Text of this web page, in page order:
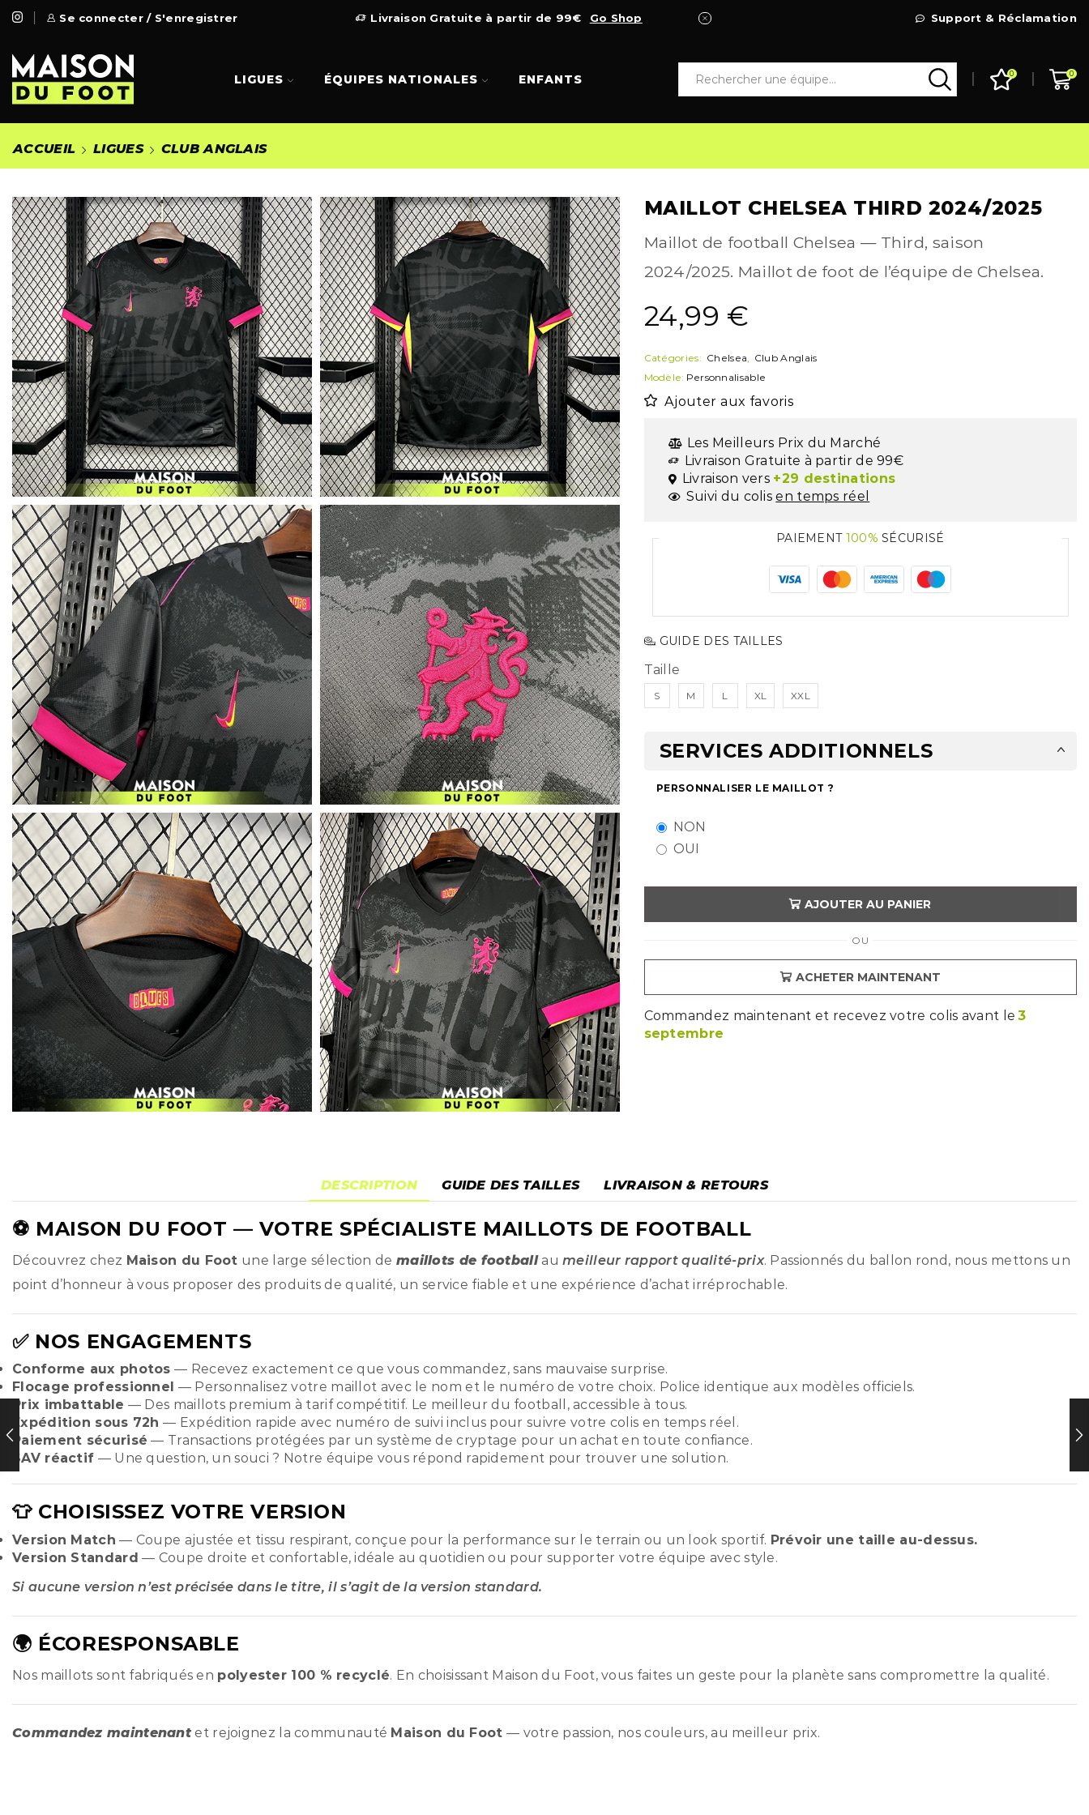
Se connecter / S'enregistrer
à partir de 99€ Go Shop Livraison Gratuite à partir de 99€ Go Shop Livraison Gratuite à partir de 99€ Go Shop
Support & Réclamation
LIGUES ÉQUIPES NATIONALES ENFANTS 0 0
ACCUEIL LIGUES CLUB ANGLAIS
MAILLOT CHELSEA THIRD 2024/2025
Maillot de football Chelsea — Third, saison
2024/2025. Maillot de foot de l’équipe de Chelsea.
24,99 €
Catégories: Chelsea, Club Anglais
Modèle: Personnalisable
Ajouter aux favoris
Les Meilleurs Prix du Marché
Livraison Gratuite à partir de 99€
Livraison vers +29 destinations
Suivi du colisen temps réel
PAIEMENT 100% SÉCURISÉ
GUIDE DES TAILLES
Taille
S M L XL XXL
SERVICES ADDITIONNELS
PERSONNALISER LE MAILLOT ?
NON
OUI
AJOUTER AU PANIER
OU
ACHETER MAINTENANT
Commandez maintenant et recevez votre colis avant le 3
septembre
DESCRIPTION GUIDE DES TAILLES LIVRAISON & RETOURS
⚽ MAISON DU FOOT — VOTRE SPÉCIALISTE MAILLOTS DE FOOTBALL
Découvrez chez Maison du Foot une large sélection de maillots de footballaumeilleur rapport qualité-prix. Passionnés du ballon rond, nous mettons un
point d’honneur à vous proposer des produits de qualité, un service fiable et une expérience d’achat irréprochable.
✅ NOS ENGAGEMENTS
Conforme aux photos — Recevez exactement ce que vous commandez, sans mauvaise surprise.
Flocage professionnel — Personnalisez votre maillot avec le nom et le numéro de votre choix. Police identique aux modèles officiels.
Prix imbattable — Des maillots premium à tarif compétitif. Le meilleur du football, accessible à tous.
Expédition sous 72h — Expédition rapide avec numéro de suivi inclus pour suivre votre colis en temps réel.
Paiement sécurisé — Transactions protégées par un système de cryptage pour un achat en toute confiance.
SAV réactif — Une question, un souci ? Notre équipe vous répond rapidement pour trouver une solution.
👕 CHOISISSEZ VOTRE VERSION
Version Match — Coupe ajustée et tissu respirant, conçue pour la performance sur le terrain ou un look sportif. Prévoir une taille au-dessus.
Version Standard — Coupe droite et confortable, idéale au quotidien ou pour supporter votre équipe avec style.
Si aucune version n’est précisée dans le titre, il s’agit de la version standard.
🌍 ÉCORESPONSABLE
Nos maillots sont fabriqués en polyester 100 % recyclé. En choisissant Maison du Foot, vous faites un geste pour la planète sans compromettre la qualité.
Commandez maintenant et rejoignez la communauté Maison du Foot — votre passion, nos couleurs, au meilleur prix.